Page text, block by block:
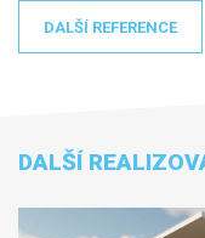
DALŠÍ REFERENCE
DALŠÍ